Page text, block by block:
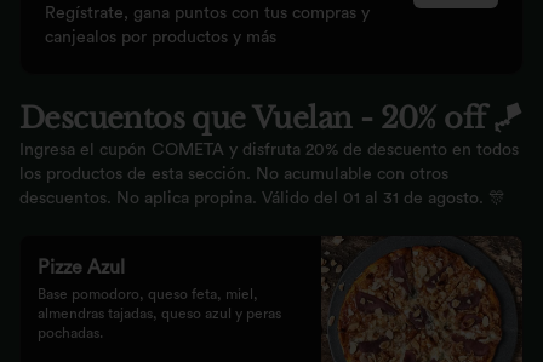
Regístrate, gana puntos con tus compras y
canjealos por productos y más
Descuentos que Vuelan - 20% off 🪁
Ingresa el cupón COMETA y disfruta 20% de descuento en todos
los productos de esta sección. No acumulable con otros
descuentos. No aplica propina. Válido del 01 al 31 de agosto. 🎊
Pizze Azul
Base pomodoro, queso feta, miel,
almendras tajadas, queso azul y peras
pochadas.